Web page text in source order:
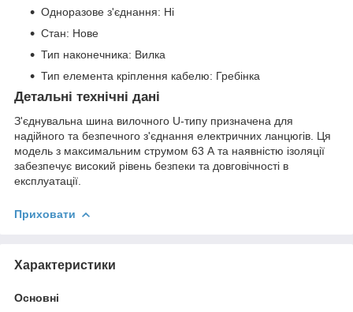
Одноразове з'єднання: Ні
Стан: Нове
Тип наконечника: Вилка
Тип елемента кріплення кабелю: Гребінка
Детальні технічні дані
З'єднувальна шина вилочного U-типу призначена для
надійного та безпечного з'єднання електричних ланцюгів. Ця
модель з максимальним струмом 63 А та наявністю ізоляції
забезпечує високий рівень безпеки та довговічності в
експлуатації.
Приховати
Характеристики
Основні